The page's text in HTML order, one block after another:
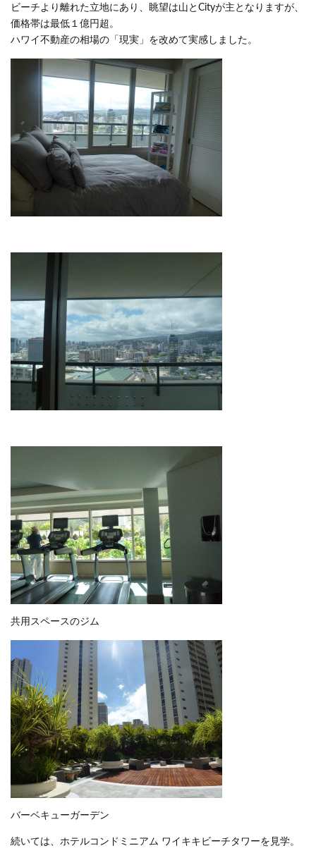
ビーチより離れた立地にあり、眺望は山とCityが主となりますが、
価格帯は最低１億円超。
ハワイ不動産の相場の「現実」を改めて実感しました。
共用スペースのジム
バーベキューガーデン
続いては、ホテルコンドミニアム ワイキキビーチタワーを見学。